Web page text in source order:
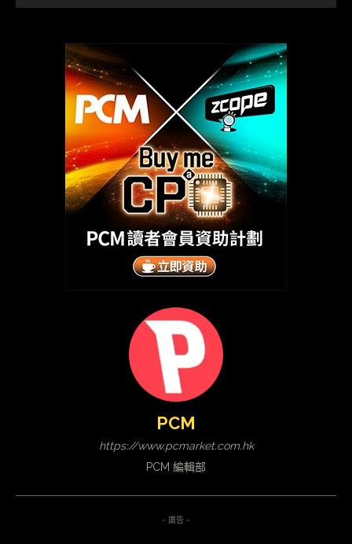
PCM
https://www.pcmarket.com.hk
PCM 編輯部
- 廣告 -